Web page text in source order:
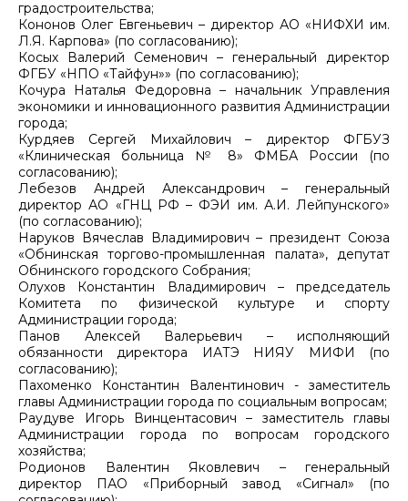
градостроительства;
Кононов Олег Евгеньевич – директор АО «НИФХИ им.
Л.Я. Карпова» (по согласованию);
Косых Валерий Семенович – генеральный директор
ФГБУ «НПО «Тайфун»» (по согласованию);
Кочура Наталья Федоровна – начальник Управления
экономики и инновационного развития Администрации
города;
Курдяев Сергей Михайлович – директор ФГБУЗ
«Клиническая больница № 8» ФМБА России (по
согласованию);
Лебезов Андрей Александрович – генеральный
директор АО «ГНЦ РФ – ФЭИ им. А.И. Лейпунского»
(по согласованию);
Наруков Вячеслав Владимирович – президент Союза
«Обнинская торгово-промышленная палата», депутат
Обнинского городского Собрания;
Олухов Константин Владимирович – председатель
Комитета по физической культуре и спорту
Администрации города;
Панов Алексей Валерьевич – исполняющий
обязанности директора ИАТЭ НИЯУ МИФИ (по
согласованию);
Пахоменко Константин Валентинович - заместитель
главы Администрации города по социальным вопросам;
Раудуве Игорь Винцентасович – заместитель главы
Администрации города по вопросам городского
хозяйства;
Родионов Валентин Яковлевич – генеральный
директор ПАО «Приборный завод «Сигнал» (по